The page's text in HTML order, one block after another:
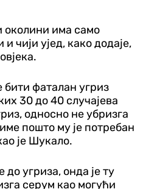
околини има само
чији ујед, како додаје,
бити фаталан угриз
30 до 40 случајева
односно не убризга
пошто му је потребан
је Шукало.
угриза, онда је ту
серум као могући